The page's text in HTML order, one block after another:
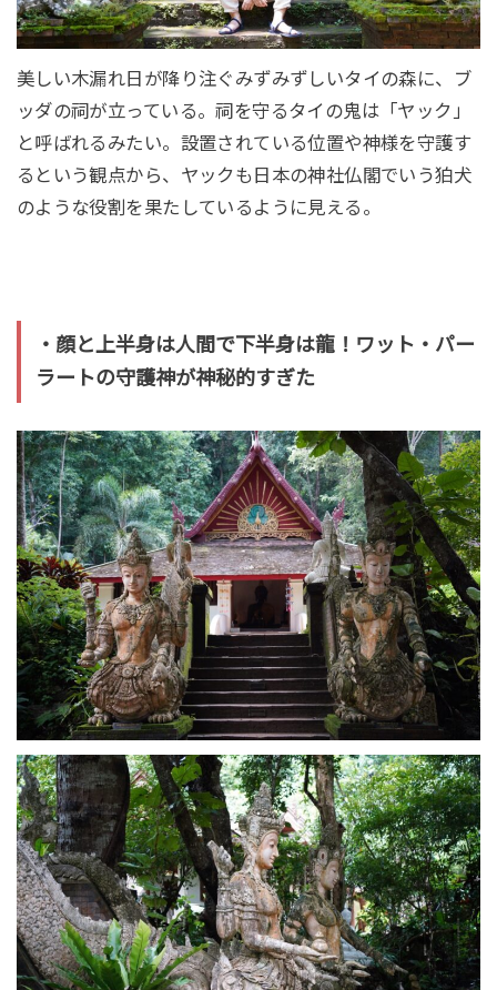
美しい木漏れ日が降り注ぐみずみずしいタイの森に、ブ
ッダの祠が立っている。祠を守るタイの鬼は「ヤック」
と呼ばれるみたい。設置されている位置や神様を守護す
るという観点から、ヤックも日本の神社仏閣でいう狛犬
のような役割を果たしているように見える。
・顔と上半身は人間で下半身は龍！ワット・パー
ラートの守護神が神秘的すぎた